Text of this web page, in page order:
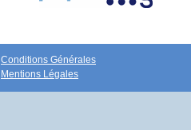
Conditions Générales
Mentions Légales